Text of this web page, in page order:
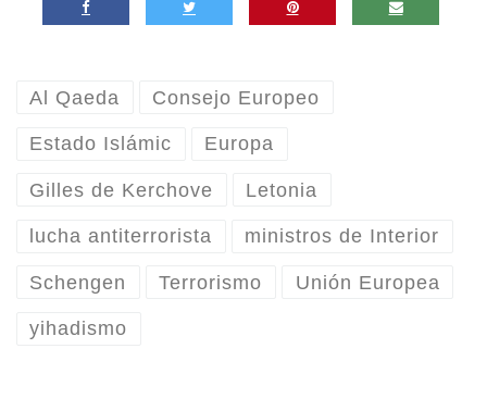
Al Qaeda Consejo Europeo
Estado Islámic Europa
Gilles de Kerchove Letonia
lucha antiterrorista ministros de Interior
Schengen Terrorismo Unión Europea
yihadismo